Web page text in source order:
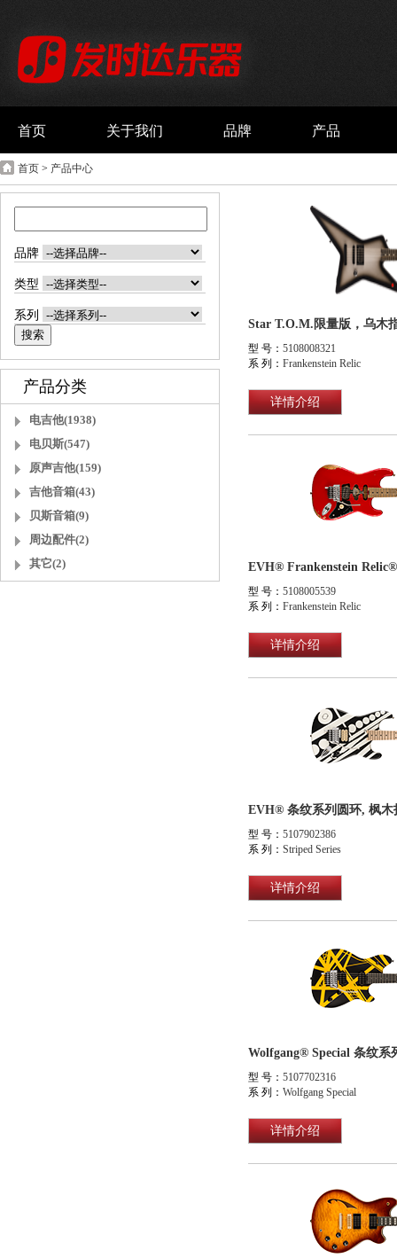
首页 关于我们 品牌 产品
首页 > 产品中心
品牌
类型
系列
产品分类
电吉他(1938)
电贝斯(547)
原声吉他(159)
吉他音箱(43)
贝斯音箱(9)
周边配件(2)
其它(2)
Star T.O.M.限量版，乌木
型 号： 5108008321
系 列： Frankenstein Relic
详情介绍
EVH® Frankenstein
型 号： 5108005539
系 列： Frankenstein Relic
详情介绍
EVH® 条纹系列圆环, 枫木
型 号： 5107902386
系 列： Striped Series
详情介绍
Wolfgang® Special 条纹系
型 号： 5107702316
系 列： Wolfgang Special
详情介绍